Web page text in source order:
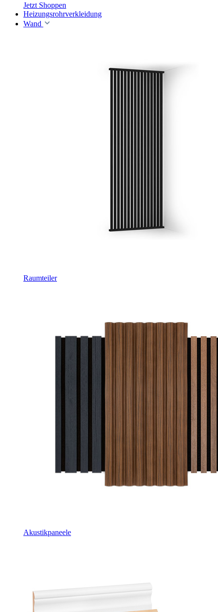
Jetzt Shoppen
Heizungsrohrverkleidung
Wand
Raumteiler
Akustikpaneele